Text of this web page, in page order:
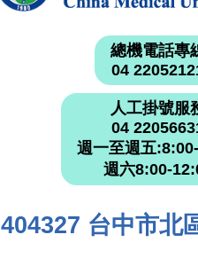
總機電話專
04
人工掛號服
04
週一至週五
週六8:00-
404327 台中市北